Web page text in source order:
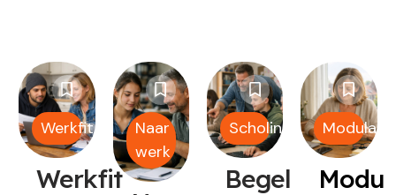
Werkfit
Werkfit
Naar
werk
Scholing
Begeleiding
Modulair